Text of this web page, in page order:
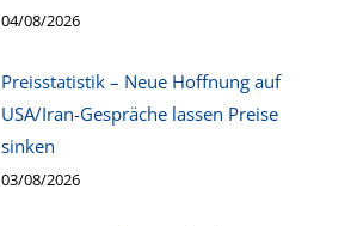
04/08/2026
Preisstatistik – Neue Hoffnung auf
USA/Iran-Gespräche lassen Preise
sinken
03/08/2026